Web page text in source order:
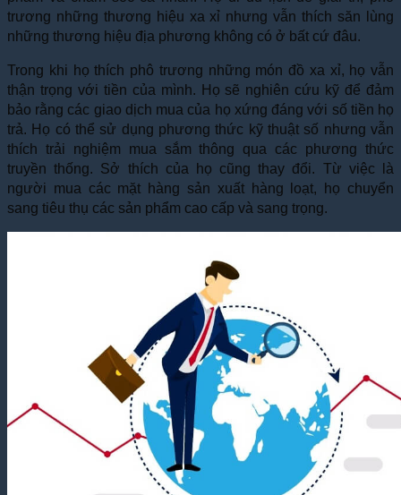
trương những thương hiệu xa xỉ nhưng vẫn thích săn lùng
những thương hiệu địa phương không có ở bất cứ đâu.
Trong khi họ thích phô trương những món đồ xa xỉ, họ vẫn
thận trọng với tiền của mình. Họ sẽ nghiên cứu kỹ để đảm
bảo rằng các giao dịch mua của họ xứng đáng với số tiền họ
trả. Họ có thể sử dụng phương thức kỹ thuật số nhưng vẫn
thích trải nghiệm mua sắm thông qua các phương thức
truyền thống. Sở thích của họ cũng thay đổi. Từ việc là
người mua các mặt hàng sản xuất hàng loạt, họ chuyển
sang tiêu thụ các sản phẩm cao cấp và sang trọng.